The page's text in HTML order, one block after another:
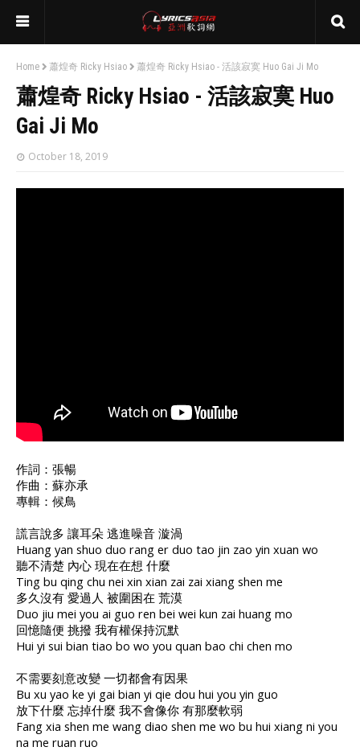
Home 蕭煌奇 Ricky Hsiao 蕭煌奇 Ricky Hsiao - 活該寂寞 Huo Gai Ji Mo
蕭煌奇 Ricky Hsiao - 活該寂寞 Huo
Gai Ji Mo
October 18, 2019
作詞：張暢
作曲：蘇亦承
專輯：候鳥
謊言說多 讓耳朵 逃進噪音 漩渦
Huang yan shuo duo rang er duo tao jin zao yin xuan wo
聽不清楚 內心 現在在想 什麼
Ting bu qing chu nei xin xian zai zai xiang shen me
多久沒有 愛過人 被圍困在 荒漠
Duo jiu mei you ai guo ren bei wei kun zai huang mo
回憶隨便 挑撥 我有權保持沉默
Hui yi sui bian tiao bo wo you quan bao chi chen mo
不需要刻意改變 一切都會有因果
Bu xu yao ke yi gai bian yi qie dou hui you yin guo
放下什麼 忘掉什麼 我不會像你 有那麼軟弱
Fang xia shen me wang diao shen me wo bu hui xiang ni you
na me ruan ruo